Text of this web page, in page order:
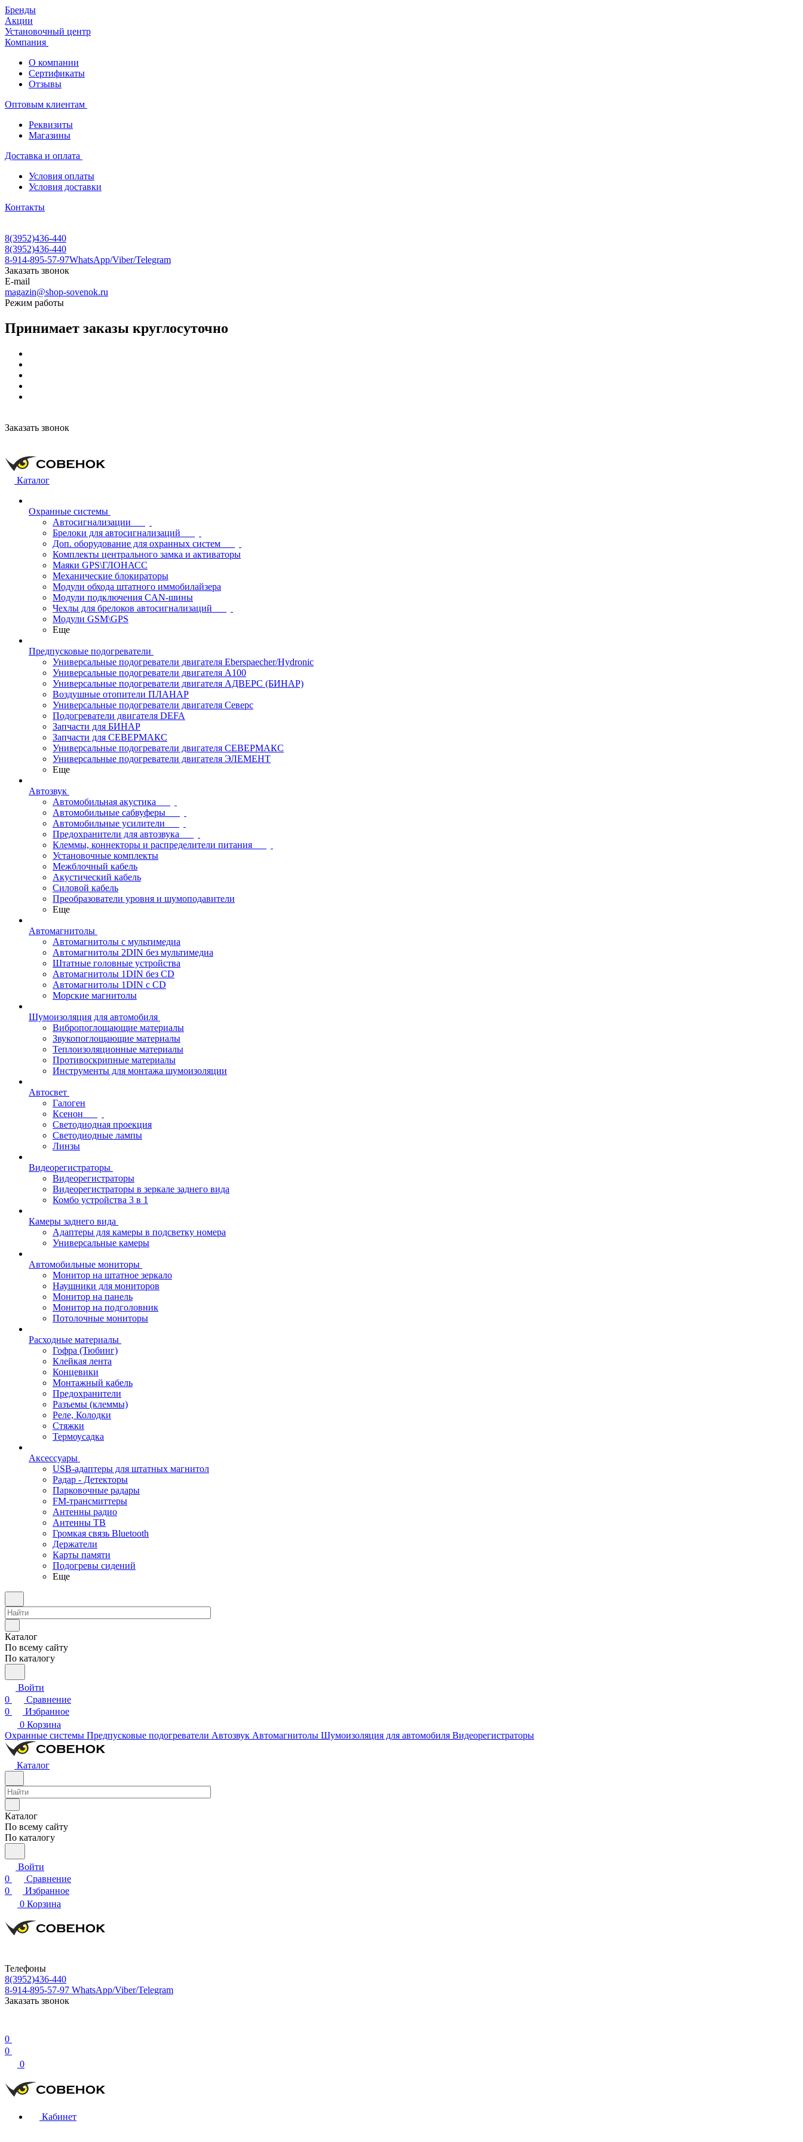
Бренды
Акции
Установочный центр
Компания
О компании
Сертификаты
Отзывы
Оптовым клиентам
Реквизиты
Магазины
Доставка и оплата
Условия оплаты
Условия доставки
Контакты
8(3952)436-440
8(3952)436-440
8-914-895-57-97WhatsApp/Viber/Telegram
Заказать звонок
E-mail
magazin@shop-sovenok.ru
Режим работы
Принимает заказы круглосуточно
Заказать звонок
Каталог
Охранные системы
Автосигнализации
Брелоки для автосигнализаций
Доп. оборудование для охранных систем
Комплекты центрального замка и активаторы
Маяки GPS\ГЛОНАСС
Механические блокираторы
Модули обхода штатного иммобилайзера
Модули подключения CAN-шины
Чехлы для брелоков автосигнализаций
Модули GSM\GPS
Еще
Предпусковые подогреватели
Универсальные подогреватели двигателя Eberspaecher/Hydronic
Универсальные подогреватели двигателя A100
Универсальные подогреватели двигателя АДВЕРС (БИНАР)
Воздушные отопители ПЛАНАР
Универсальные подогреватели двигателя Северс
Подогреватели двигателя DEFA
Запчасти для БИНАР
Запчасти для СЕВЕРМАКС
Универсальные подогреватели двигателя СЕВЕРМАКС
Универсальные подогреватели двигателя ЭЛЕМЕНТ
Еще
Автозвук
Автомобильная акустика
Автомобильные сабвуферы
Автомобильные усилители
Предохранители для автозвука
Клеммы, коннекторы и распределители питания
Установочные комплекты
Межблочный кабель
Акустический кабель
Силовой кабель
Преобразователи уровня и шумоподавители
Еще
Автомагнитолы
Автомагнитолы с мультимедиа
Автомагнитолы 2DIN без мультимедиа
Штатные головные устройства
Автомагнитолы 1DIN без CD
Автомагнитолы 1DIN с CD
Морские магнитолы
Шумоизоляция для автомобиля
Вибропоглощающие материалы
Звукопоглощающие материалы
Теплоизоляционные материалы
Противоскрипные материалы
Инструменты для монтажа шумоизоляции
Автосвет
Галоген
Ксенон
Светодиодная проекция
Светодиодные лампы
Линзы
Видеорегистраторы
Видеорегистраторы
Видеорегистраторы в зеркале заднего вида
Комбо устройства 3 в 1
Камеры заднего вида
Адаптеры для камеры в подсветку номера
Универсальные камеры
Автомобильные мониторы
Монитор на штатное зеркало
Наушники для мониторов
Монитор на панель
Монитор на подголовник
Потолочные мониторы
Расходные материалы
Гофра (Тюбинг)
Клейкая лента
Концевики
Монтажный кабель
Предохранители
Разъемы (клеммы)
Реле, Колодки
Стяжки
Термоусадка
Аксессуары
USB-адаптеры для штатных магнитол
Радар - Детекторы
Парковочные радары
FM-трансмиттеры
Антенны радио
Антенны ТВ
Громкая связь Bluetooth
Держатели
Карты памяти
Подогревы сидений
Еще
Каталог
По всему сайту
По каталогу
Войти
0
Сравнение
0
Избранное
0 Корзина
Охранные системы Предпусковые подогреватели Автозвук Автомагнитолы Шумоизоляция для автомобиля Видеорегистраторы
Каталог
Каталог
По всему сайту
По каталогу
Войти
0
Сравнение
0
Избранное
0 Корзина
Телефоны
8(3952)436-440
8-914-895-57-97 WhatsApp/Viber/Telegram
Заказать звонок
0
0
0
Кабинет